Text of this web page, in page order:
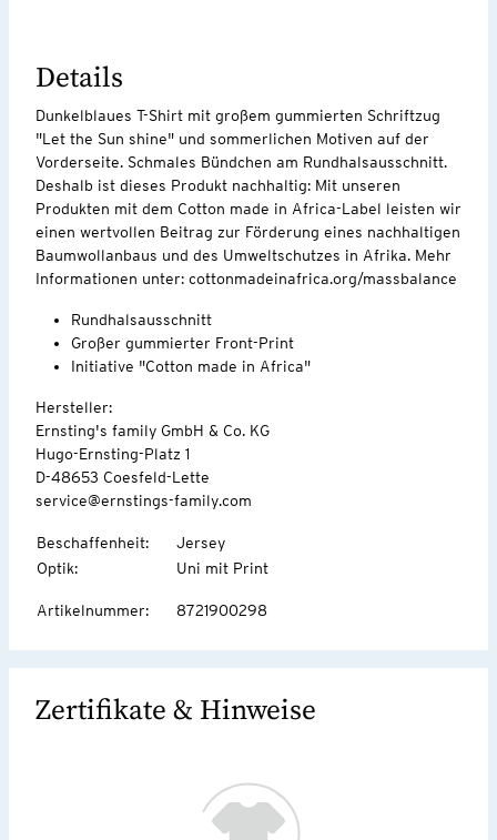
Details
Dunkelblaues T-Shirt mit großem gummierten Schriftzug
"Let the Sun shine" und sommerlichen Motiven auf der
Vorderseite. Schmales Bündchen am Rundhalsausschnitt.
Deshalb ist dieses Produkt nachhaltig: Mit unseren
Produkten mit dem Cotton made in Africa-Label leisten wir
einen wertvollen Beitrag zur Förderung eines nachhaltigen
Baumwollanbaus und des Umweltschutzes in Afrika. Mehr
Informationen unter: cottonmadeinafrica.org/massbalance
Rundhalsausschnitt
Großer gummierter Front-Print
Initiative "Cotton made in Africa"
Hersteller:
Ernsting's family GmbH & Co. KG
Hugo-Ernsting-Platz 1
D-48653 Coesfeld-Lette
service@ernstings-family.com
Beschaffenheit:
Jersey
Optik: Uni mit Print
Artikelnummer: 8721900298
Zertifikate & Hinweise